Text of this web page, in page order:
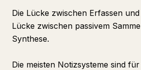
Die Lücke zwischen Erfassen
Lücke zwischen passivem
Synthese.
Die meisten Notizsysteme sind